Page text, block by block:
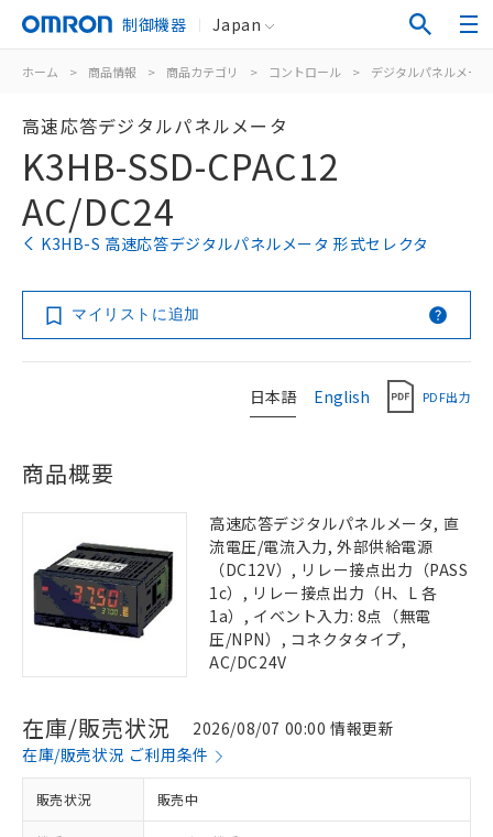
制御機器 Japan
ホーム > 商品情報 > 商品カテゴリ > コントロール > デジタルパネルメータ
高速応答デジタルパネルメータ
K3HB-SSD-CPAC12
AC/DC24
K3HB-S 高速応答デジタルパネルメータ 形式セレクタ
マイリストに追加
日本語 English PDF出力
商品概要
高速応答デジタルパネルメータ, 直
流電圧/電流入力, 外部供給電源
（DC12V）, リレー接点出力（PASS
1c）, リレー接点出力（H、L 各
1a）, イベント入力: 8点（無電
圧/NPN）, コネクタタイプ,
AC/DC24V
在庫/販売状況
2026/08/07 00:00 情報更新
在庫/販売状況 ご利用条件
販売状況 販売中